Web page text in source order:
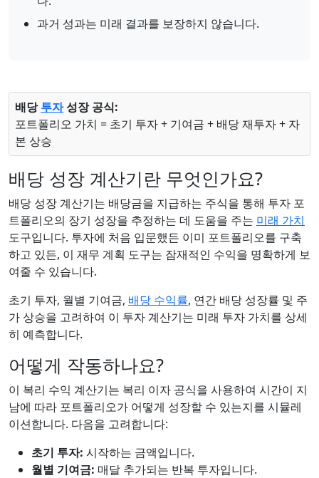
과거 성과는 미래 결과를 보장하지 않습니다.
배당투자성장 공식:
포트폴리오 가치 = 초기 투자 + 기여금 + 배당 재투자 + 자
본 상승
배당 성장 계산기란 무엇인가요?
배당 성장 계산기는 배당금을 지급하는 주식을 통해 투자 포
트폴리오의 장기 성장을 추정하는 데 도움을 주는 미래 가치
도구입니다. 투자에 처음 입문했든 이미 포트폴리오를 구축
하고 있든, 이 재무 계획 도구는 잠재적인 수익을 명확하게 보
여줄 수 있습니다.
초기 투자, 월별 기여금, 배당 수익률, 연간 배당 성장률 및 주
가 상승을 고려하여 이 투자 계산기는 미래 투자 가치를 상세
히 예측합니다.
어떻게 작동하나요?
이 복리 수익 계산기는 복리 이자 공식을 사용하여 시간이 지
남에 따라 포트폴리오가 어떻게 성장할 수 있는지를 시뮬레
이션합니다. 다음을 고려합니다:
초기 투자: 시작하는 금액입니다.
월별 기여금: 매달 추가되는 반복 투자입니다.